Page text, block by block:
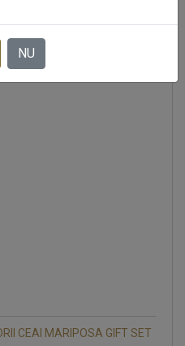
CEAI MARIPOSA GIFT SET
NU